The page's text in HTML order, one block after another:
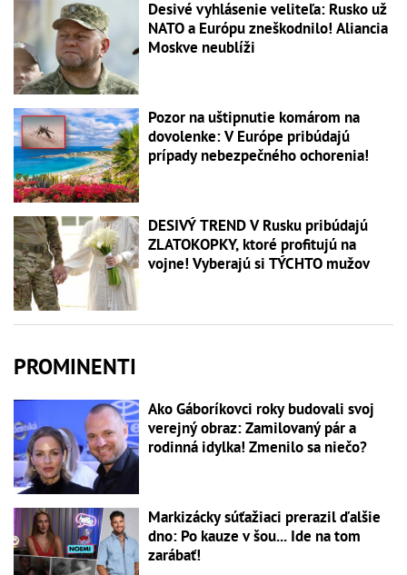
Desivé vyhlásenie veliteľa: Rusko už
NATO a Európu zneškodnilo! Aliancia
Moskve neublíži
Pozor na uštipnutie komárom na
dovolenke: V Európe pribúdajú
prípady nebezpečného ochorenia!
DESIVÝ TREND V Rusku pribúdajú
ZLATOKOPKY, ktoré profitujú na
vojne! Vyberajú si TÝCHTO mužov
PROMINENTI
Ako Gáboríkovci roky budovali svoj
verejný obraz: Zamilovaný pár a
rodinná idylka! Zmenilo sa niečo?
Markizácky súťažiaci prerazil ďalšie
dno: Po kauze v šou... Ide na tom
zarábať!